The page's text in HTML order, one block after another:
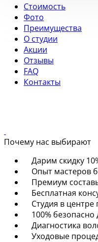
Стоимость
Фото
Преимущества
О студии
Акции
Отзывы
FAQ
Контакты
Почему нас выбирают
Дарим скидку
Опыт мастеров
Премиум
Бесплатная
Студия в центре
100% безопасно
Диагностика
Уходовые